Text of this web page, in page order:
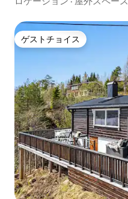
ゲストチョイス
ゲストチョイス